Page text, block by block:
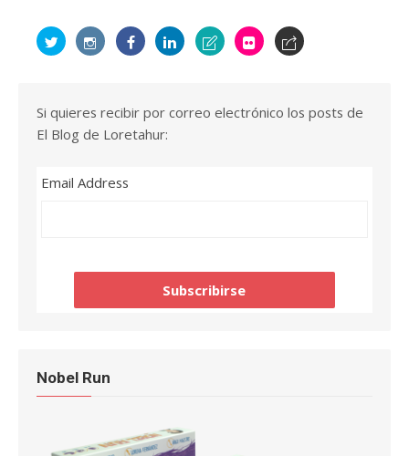
Si quieres recibir por correo electrónico los posts de
El Blog de Loretahur:
Email Address
Nobel Run